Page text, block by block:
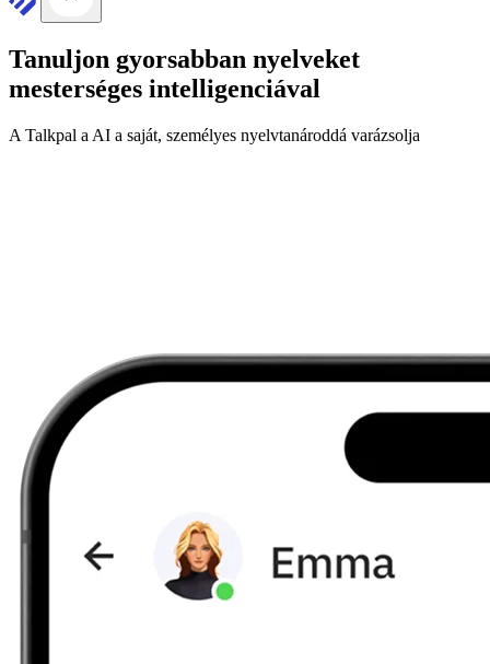
Tanuljon gyorsabban nyelveket
mesterséges intelligenciával
A Talkpal a AI a saját, személyes nyelvtanároddá varázsolja